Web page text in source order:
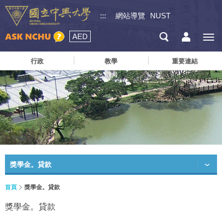
::: 網站導覽 NUST
AED
行政 教學 重要連結
獎學金。貸款
首頁 獎學金。貸款
獎學金。貸款